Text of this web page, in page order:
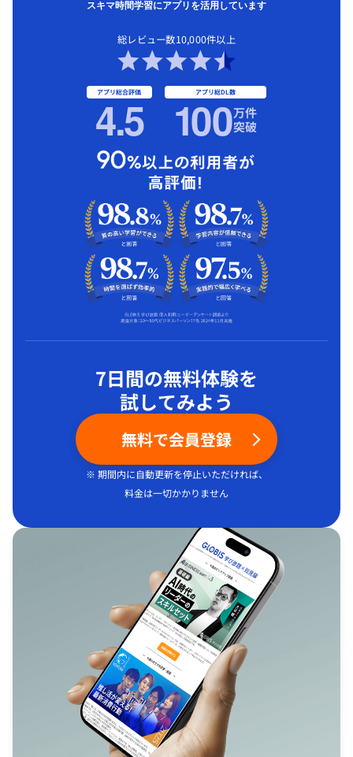
スキマ時間学習にアプリを活用しています
総レビュー数10,000件以上
アプリ総合評価
4.5 アプリ総DL数
100万件
突破
7日間の無料体験を
試してみよう
無料で会員登録
※ 期間内に自動更新を停止いただければ、
料金は一切かかりません